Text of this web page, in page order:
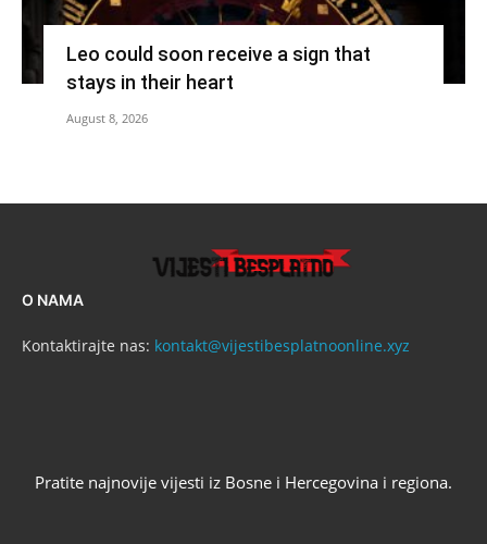
Leo could soon receive a sign that
stays in their heart
August 8, 2026
O NAMA
Kontaktirajte nas: kontakt@vijestibesplatnoonline.xyz
Pratite najnovije vijesti iz Bosne i Hercegovina i regiona.